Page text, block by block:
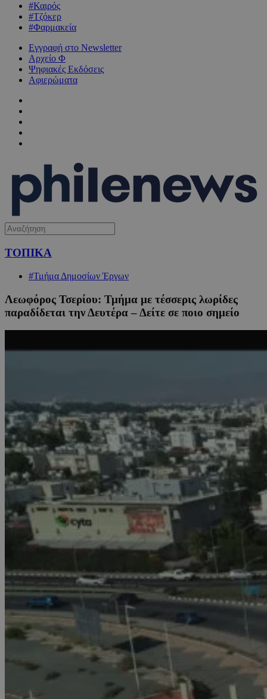
#Καιρός
#Τζόκερ
#Φαρμακεία
Εγγραφή στο Newsletter
Αρχείο Φ
Ψηφιακές Εκδόσεις
Αφιερώματα
ΤΟΠΙΚΑ
#Τμήμα Δημοσίων Έργων
Λεωφόρος Τσερίου: Τμήμα με τέσσερις λωρίδες
παραδίδεται την Δευτέρα – Δείτε σε ποιο σημείο